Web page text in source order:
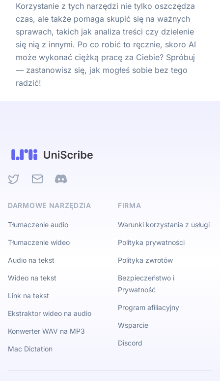
Korzystanie z tych narzędzi nie tylko oszczędza
czas, ale także pomaga skupić się na ważnych
sprawach, takich jak analiza treści czy dzielenie
się nią z innymi. Po co robić to ręcznie, skoro AI
może wykonać ciężką pracę za Ciebie? Spróbuj
— zastanowisz się, jak mogłeś sobie bez tego
radzić!
TwitterEmail Discord
DARMOWE NARZĘDZIA
Tłumaczenie audio
Tłumaczenie wideo
Audio na tekst
Wideo na tekst
Link na tekst
Ekstraktor wideo na audio
Konwerter WAV na MP3
Mac Dictation
FIRMA
Warunki korzystania z usługi
Polityka prywatności
Polityka zwrotów
Bezpieczeństwo i
Prywatność
Program afiliacyjny
Wsparcie
Discord